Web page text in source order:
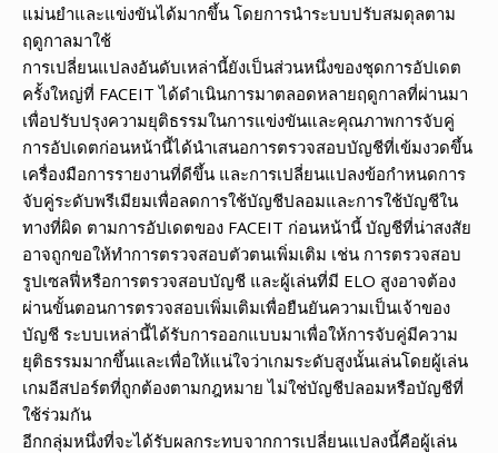
แม่นยำและแข่งขันได้มากขึ้น โดยการนำระบบปรับสมดุลตาม
ฤดูกาลมาใช้
การเปลี่ยนแปลงอันดับเหล่านี้ยังเป็นส่วนหนึ่งของชุดการอัปเดต
ครั้งใหญ่ที่ FACEIT ได้ดำเนินการมาตลอดหลายฤดูกาลที่ผ่านมา
เพื่อปรับปรุงความยุติธรรมในการแข่งขันและคุณภาพการจับคู่
การอัปเดตก่อนหน้านี้ได้นำเสนอการตรวจสอบบัญชีที่เข้มงวดขึ้น
เครื่องมือการรายงานที่ดีขึ้น และการเปลี่ยนแปลงข้อกำหนดการ
จับคู่ระดับพรีเมียมเพื่อลดการใช้บัญชีปลอมและการใช้บัญชีใน
ทางที่ผิด ตามการอัปเดตของ FACEIT ก่อนหน้านี้ บัญชีที่น่าสงสัย
อาจถูกขอให้ทำการตรวจสอบตัวตนเพิ่มเติม เช่น การตรวจสอบ
รูปเซลฟี่หรือการตรวจสอบบัญชี และผู้เล่นที่มี ELO สูงอาจต้อง
ผ่านขั้นตอนการตรวจสอบเพิ่มเติมเพื่อยืนยันความเป็นเจ้าของ
บัญชี ระบบเหล่านี้ได้รับการออกแบบมาเพื่อให้การจับคู่มีความ
ยุติธรรมมากขึ้นและเพื่อให้แน่ใจว่าเกมระดับสูงนั้นเล่นโดยผู้เล่น
เกมอีสปอร์ตที่ถูกต้องตามกฎหมาย ไม่ใช่บัญชีปลอมหรือบัญชีที่
ใช้ร่วมกัน
อีกกลุ่มหนึ่งที่จะได้รับผลกระทบจากการเปลี่ยนแปลงนี้คือผู้เล่น